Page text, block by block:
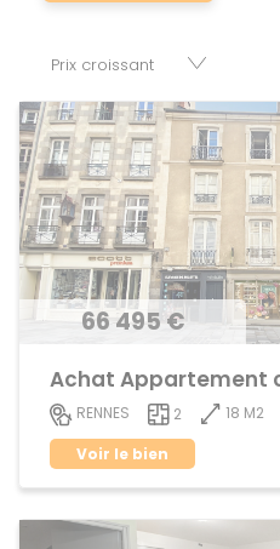
votre disposition parkings,
et murs.
66 495 €
RENNES 2
18 M2
Voir le bien